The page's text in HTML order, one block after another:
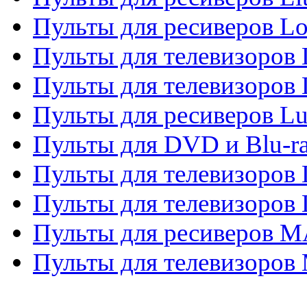
Пульты для ресиверов
Пульты для телевизоров
Пульты для
Пульты для ресиверов
Пульты для DVD и Blu-
Пульты для телевизоров
Пульты для телевизоров
Пульты для ресиверов
Пульты для телевизоров